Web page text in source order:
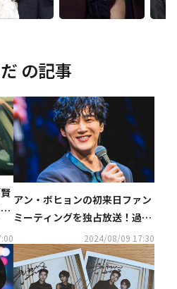
の記事
アン・ボヒョンの初来日ファン
ミーティングを独占放送！過去
の出演作も続々…8月にCSホー
ムドラマチャンネルで大特集
2024/08/09 17:30